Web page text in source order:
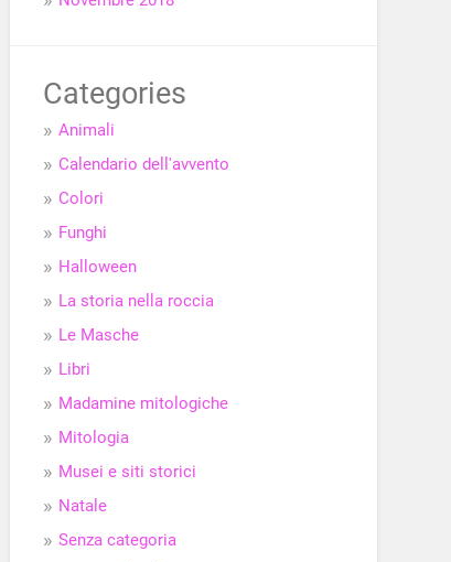
Categories
Animali
Calendario dell'avvento
Colori
Funghi
Halloween
La storia nella roccia
Le Masche
Libri
Madamine mitologiche
Mitologia
Musei e siti storici
Natale
Senza categoria